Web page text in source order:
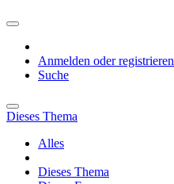
Anmelden oder registrieren
Suche
Dieses Thema
Alles
Dieses Thema